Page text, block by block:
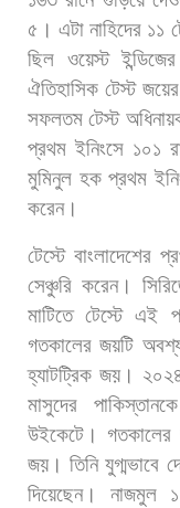
৫। এটা নাহিদের ১১
ছিল ওয়েস্ট ইন্ডিজের
ঐতিহাসিক টেস্ট জয়ের
সফলতম টেস্ট
প্রথম ইনিংসে ১০১
মুমিনুল হক প্রথম
করেন।
টেস্টে বাংলাদেশের
সেঞ্চুরি করেন।
মাটিতে টেস্টে এই
গতকালের জয়টি
হ্যাটট্রিক জয়।
মাসুদের
পাকিস্তানকে
উইকেটে।
গতকালের
জয়। তিনি যুগ্মভাবে
দিয়েছেন।
নাজমুল